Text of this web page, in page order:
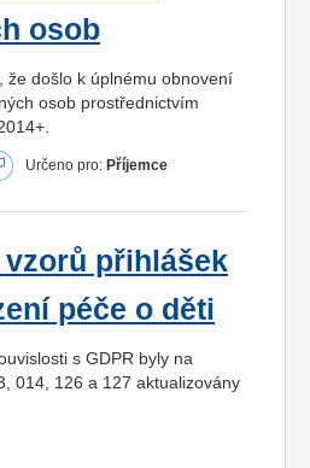
osob
že došlo k úplnému obnovení
osob prostřednictvím
Určeno pro: Příjemce
přihlášek
péče o děti
s GDPR byly na
014, 126 a 127 aktualizovány